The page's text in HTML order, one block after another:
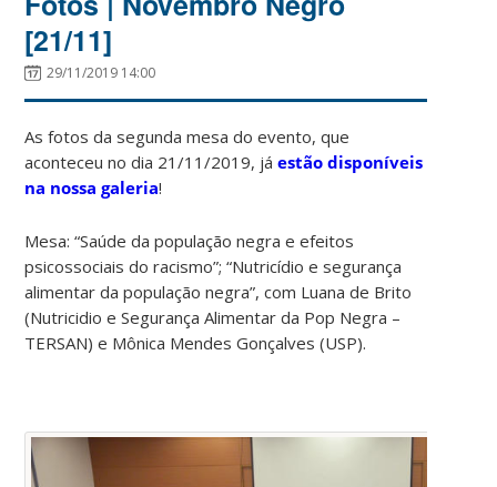
[21/11]
29/11/2019 14:00
As fotos da segunda mesa do evento, que
aconteceu no dia 21/11/2019, jáestão disponíveis
na nossa galeria!
Mesa: “Saúde da população negra e efeitos
psicossociais do racismo”; “Nutricídio e segurança
alimentar da população negra”, com Luana de Brito
(Nutricidio e Segurança Alimentar da Pop Negra –
TERSAN) e Mônica Mendes Gonçalves (USP).